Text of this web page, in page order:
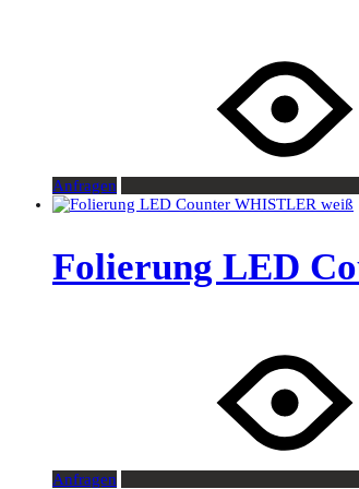
Anfragen
Folierung LED
Anfragen